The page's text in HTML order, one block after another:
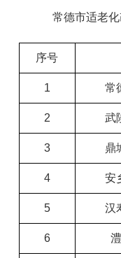
常德市适老
序号
1 常
2 武
3 鼎
4 安
5 汉
6